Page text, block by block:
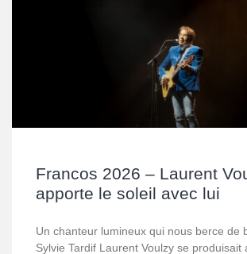
Francos 2026 – Laurent
apporte le soleil avec lui
Un chanteur lumineux qui nous berce de
Sylvie Tardif Laurent Voulzy se produisait